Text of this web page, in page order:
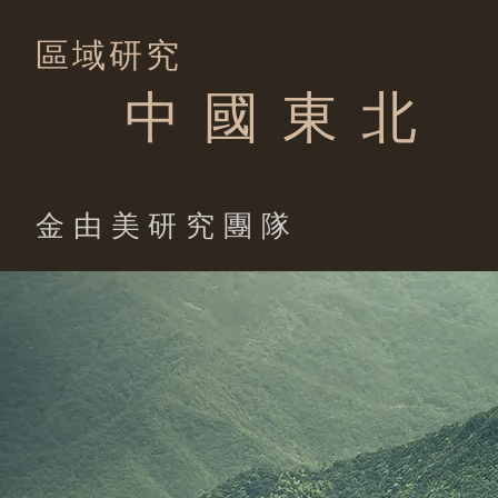
區域研究
中 國 東 北
​金由美研究團隊